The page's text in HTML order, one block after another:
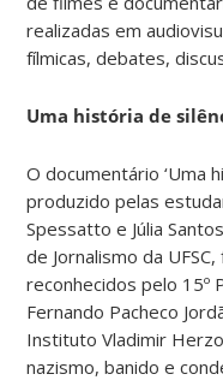
realizadas em
fílmicas, debates,
Uma história de
O documentário ‘Uma
produzido pelas
Spessatto e Júlia
de Jornalismo da
reconhecidos pelo 15º
Fernando Pacheco
Instituto Vladimir
nazismo, banido e